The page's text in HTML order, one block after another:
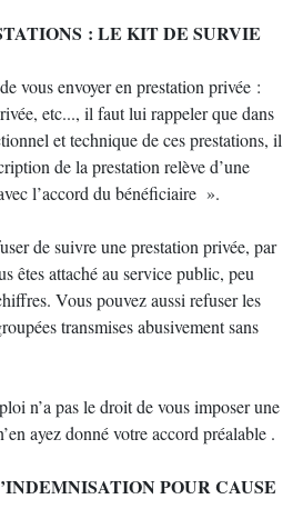
: LE KIT DE SURVIE
vous envoyer en prestation privée :
etc..., il faut lui rappeler que dans
et technique de ces prestations, il
de la prestation relève d’une
l’accord du bénéficiaire ».
de suivre une prestation privée, par
êtes attaché au service public, peu
Vous pouvez aussi refuser les
transmises abusivement sans
n’a pas le droit de vous imposer une
ayez donné votre accord préalable .
POUR CAUSE